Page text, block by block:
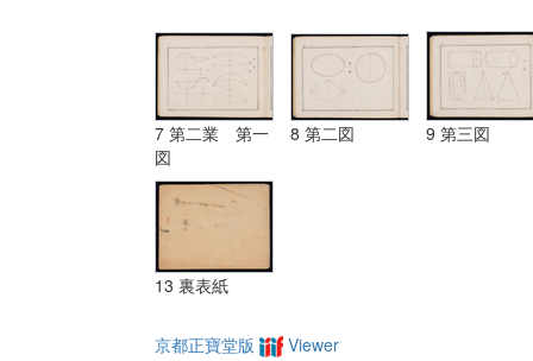
7 第二業 第一
図
8 第二図 9 第三図
13 裏表紙
京都正寶堂版 Viewer